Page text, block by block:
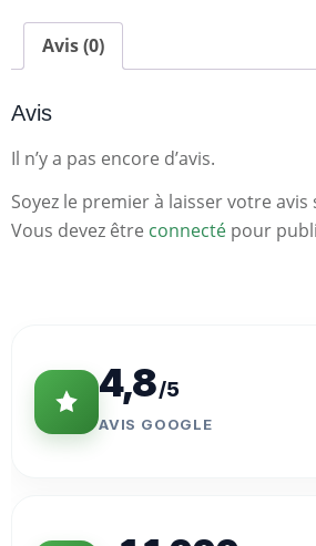
Avis (0)
Avis
Il n’y a pas encore d’avis.
Soyez le premier à laisser votre avis
Vous devez être connecté pour
4,8/5
AVIS GOOGLE